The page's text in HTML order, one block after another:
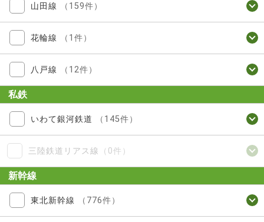
山田線 （159件）
花輪線 （1件）
八戸線 （12件）
私鉄
いわて銀河鉄道 （145件）
三陸鉄道リアス線 （0件）
新幹線
東北新幹線 （776件）